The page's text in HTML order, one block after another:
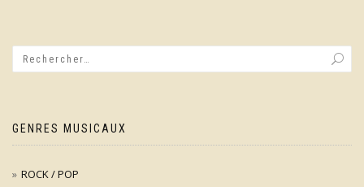
GENRES MUSICAUX
ROCK / POP